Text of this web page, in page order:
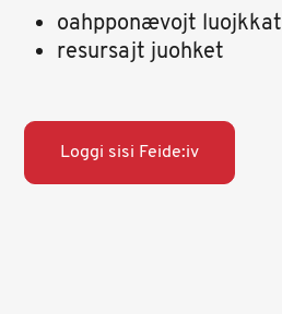
oahpponævojt luojkkat
resursajt juohket
Loggi sisi Feide:iv